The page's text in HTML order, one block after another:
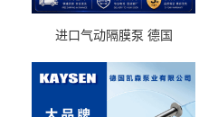
进口气动隔膜泵 德国
送气动泵